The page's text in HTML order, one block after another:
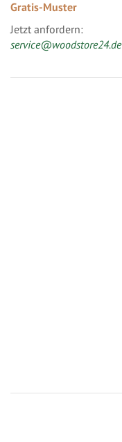
Gratis-Muster
Jetzt anfordern:
service@woodstore24.de